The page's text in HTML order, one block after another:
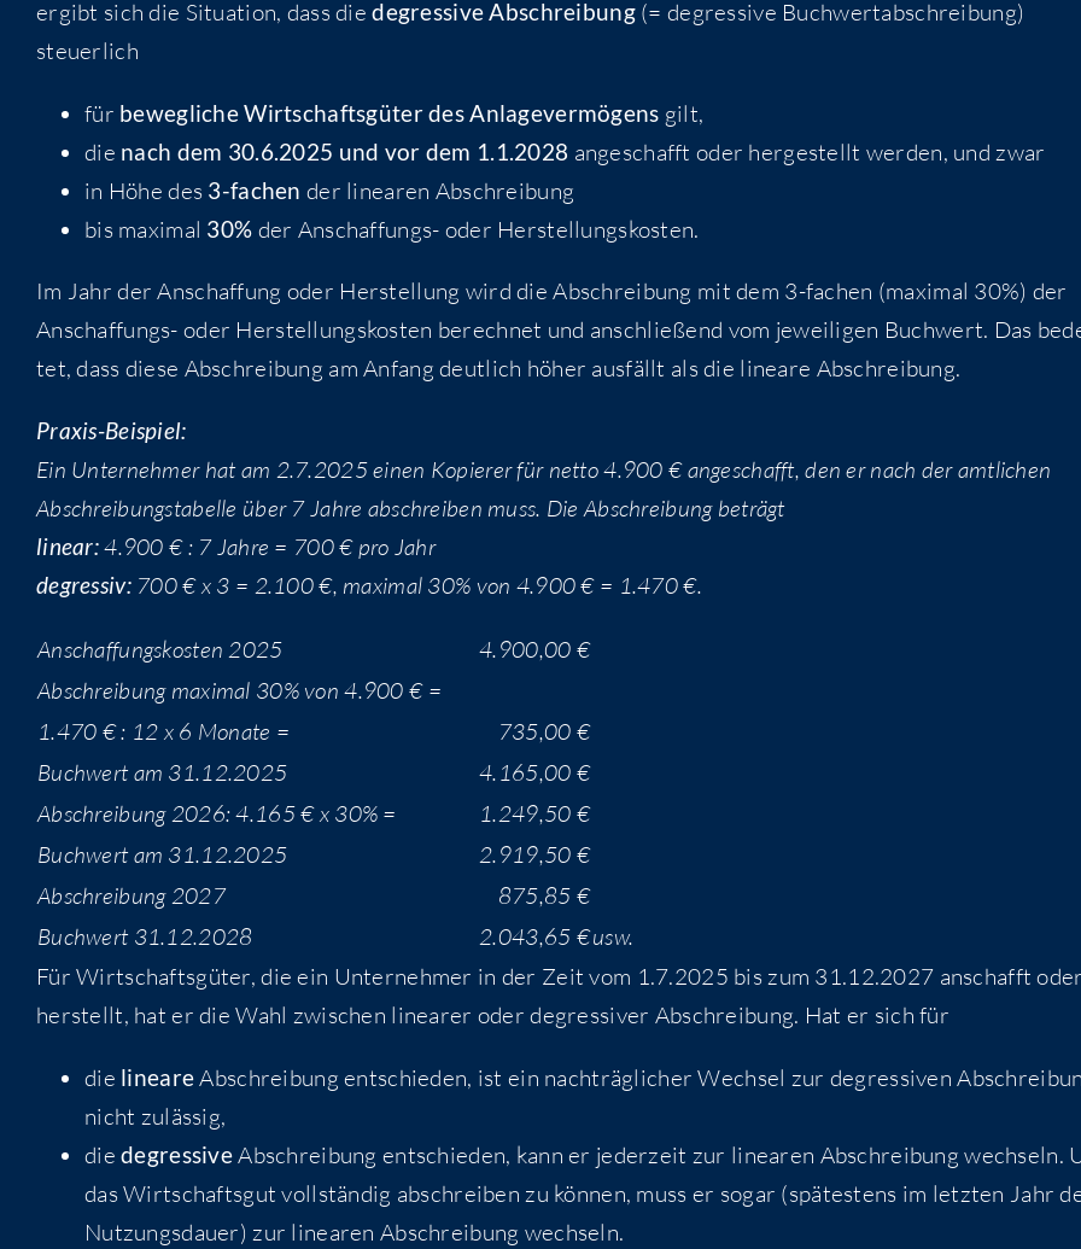
ergibt sich die Situa­ti­on, dass diedegres­si­ve Abschrei­bung(= degres­si­ve Buch­wert­ab­schrei­bung)
steuerlich
für beweg­li­che Wirt­schafts­gü­ter des Anla­ge­ver­mö­gens gilt,
die nach dem 30.6.2025 und vor dem 1.1.2028 ange­schafft oder her­ge­stellt wer­den, und zwar
in Höhe des 3-fachen der linea­ren Abschreibung
bis maxi­mal 30% der Anschaf­fungs- oder Herstellungskosten.
Im Jahr der Anschaf­fung oder Her­stel­lung wird die Abschrei­bung mit dem 3-fachen (maxi­mal 30%) der
Anschaf­fungs- oder Her­stel­lungs­kos­ten berech­net und anschlie­ßend vom jewei­li­gen Buch­wert. Das
tet, dass die­se Abschrei­bung am Anfang deut­lich höher aus­fällt als die linea­re Abschreibung.
Pra­xis-Bei­spiel:
Ein Unter­neh­mer hat am 2.7.2025 einen Kopie­rer für net­to 4.900 € ange­schafft, den er nach der amt­li­chen
Abschrei­bungs­ta­bel­le über 7 Jah­re abschrei­ben muss. Die Abschrei­bung beträgt
line­ar:4.900 € : 7 Jah­re = 700 € pro Jahr
degres­siv:700 € x 3 = 2.100 €, maxi­mal 30% von 4.900 € = 1.470 €.
Anschaf­fungs­kos­ten 2025
4.900,00 €
Abschrei­bung maxi­mal 30% von 4.900 € =
1.470 € : 12 x 6 Monate =
735,00 €
Buch­wert am 31.12.2025
4.165,00 €
Abschrei­bung 2026: 4.165 € x 30% =
1.249,50 €
Buch­wert am 31.12.2025
2.919,50 €
Abschrei­bung 2027
875,85 €
Buch­wert 31.12.2028
2.043,65 €usw.
Für Wirt­schafts­gü­ter, die ein Unter­neh­mer in der Zeit vom 1.7.2025 bis zum 31.12.2027 anschafft oder
her­stellt, hat er die Wahl zwi­schen linea­rer oder degres­si­ver Abschrei­bung. Hat er sich für
die linea­reAbschrei­bung ent­schie­den, ist ein nach­träg­li­cher Wech­sel zur degres­si­ven
nicht zulässig,
diedegres­si­veAbschrei­bung ent­schie­den, kann er jeder­zeit zur linea­ren Abschrei­bung wech­seln.
das Wirt­schafts­gut voll­stän­dig abschrei­ben zu kön­nen, muss er sogar (spä­tes­tens im letz­ten Jahr
Nut­zungs­dau­er) zur linea­ren Abschrei­bung wechseln.